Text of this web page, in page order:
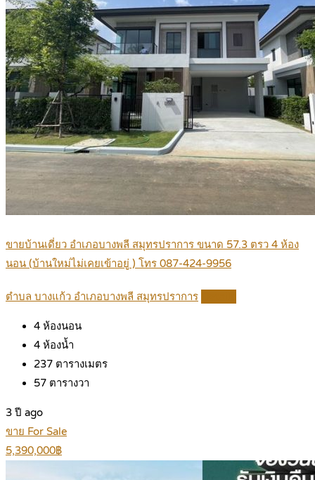
ขายบ้านเดี่ยว อำเภอบางพลี สมุทรปราการ ขนาด 57.3 ตรว 4 ห้อง
นอน (บ้านใหม่ไม่เคยเข้าอยู่ ) โทร 087-424-9956
ตำบล บางแก้ว อำเภอบางพลี สมุทรปราการ
4 ห้องนอน
4 ห้องน้ำ
237 ตารางเมตร
57 ตารางวา
3 ปี ago
ขาย For Sale
5,390,000฿